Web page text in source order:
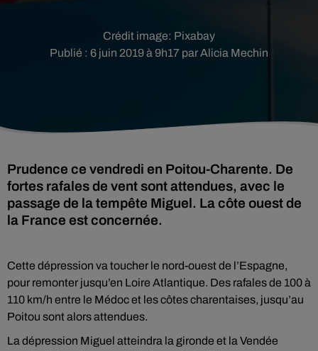
Publié : 6 juin 2019 à 9h17 par Alicia Mechin
Crédit image: Pixabay
Prudence ce vendredi en Poitou-Charente. De
fortes rafales de vent sont attendues, avec le
passage de la tempête Miguel. La côte ouest de
la France est concernée.
Cette dépression va toucher le nord-ouest de l’Espagne,
pour remonter jusqu’en Loire Atlantique. Des rafales de 100 à
110 km/h entre le Médoc et les côtes charentaises, jusqu’au
Poitou sont alors attendues.
La dépression Miguel atteindra la gironde et la Vendée